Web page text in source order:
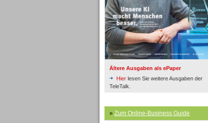
Ältere Ausgaben als ePaper
Hier lesen Sie weitere Ausgaben der
TeleTalk.
» Zum Online-Business Guide
Inbound